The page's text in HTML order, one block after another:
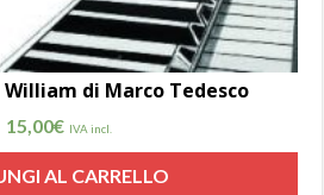
di Marco Tedesco
15,00€ IVA incl.
AL CARRELLO